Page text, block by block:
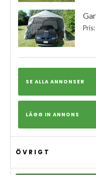
SE ALLA ANNONSER
LÄGG IN ANNONS
ÖVRIGT